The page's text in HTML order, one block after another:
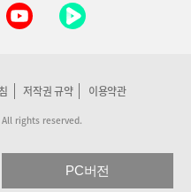
저작권 규약 이용약관
rights reserved.
PC버전